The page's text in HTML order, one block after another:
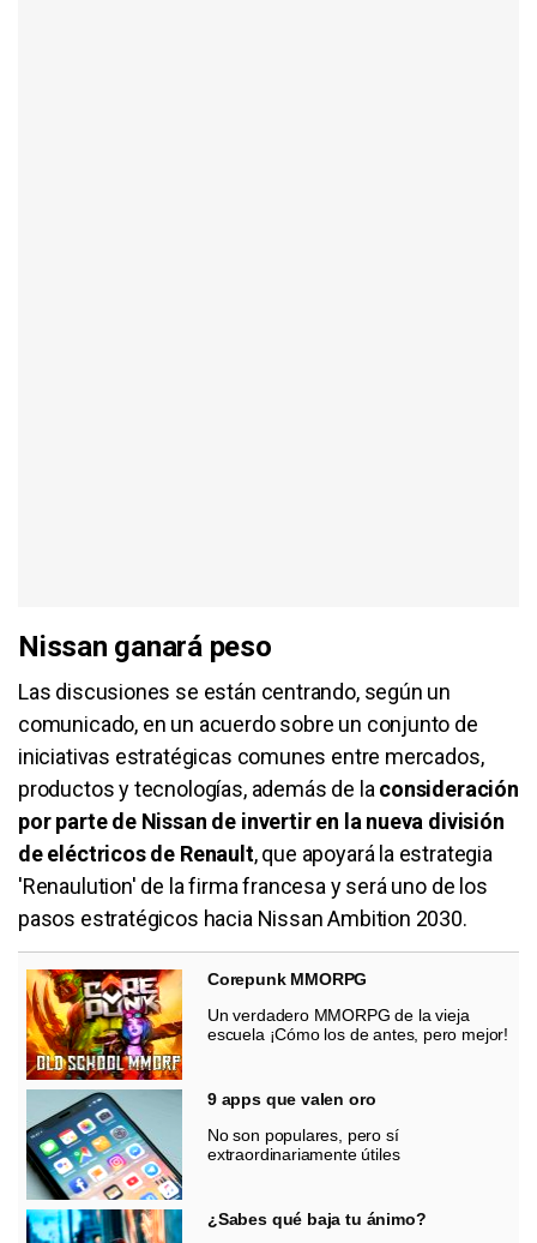
Nissan ganará peso
Las discusiones se están centrando, según un
comunicado, en un acuerdo sobre un conjunto de
iniciativas estratégicas comunes entre mercados,
productos y tecnologías, además de la consideración
por parte de Nissan de invertir en la nueva división
de eléctricos de Renault, que apoyará la estrategia
'Renaulution' de la firma francesa y será uno de los
pasos estratégicos hacia Nissan Ambition 2030.
Corepunk MMORPG
Un verdadero MMORPG de la vieja
escuela ¡Cómo los de antes, pero mejor!
9 apps que valen oro
No son populares, pero sí
extraordinariamente útiles
¿Sabes qué baja tu ánimo?